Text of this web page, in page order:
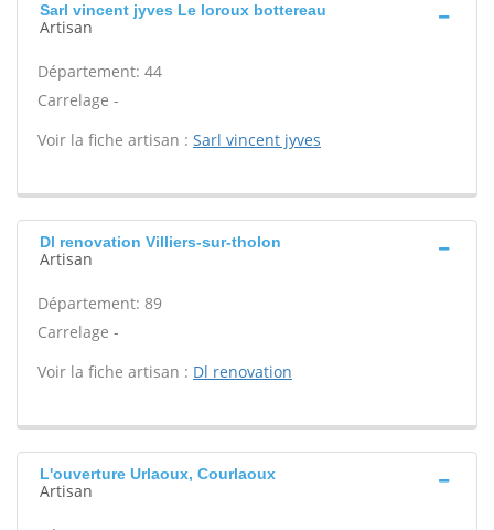
Sarl vincent jyves Le loroux bottereau
Artisan
Département: 44
Carrelage -
Voir la fiche artisan : Sarl vincent jyves
Dl renovation Villiers-sur-tholon
Artisan
Département: 89
Carrelage -
Voir la fiche artisan : Dl renovation
L'ouverture Urlaoux, Courlaoux
Artisan